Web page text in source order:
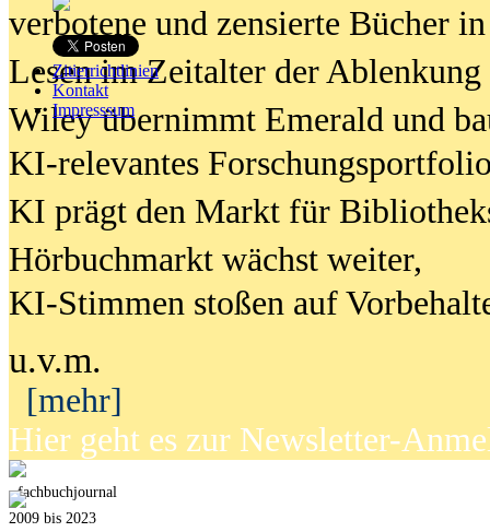
Zitierrichtlinien
Kontakt
Impresssum
verbotene und zensierte Bücher
Lesen im Zeitalter der Ablenkung
Wiley übernimmt Emerald und
KI-relevantes
KI prägt den Markt für
Hörbuchmarkt wächst weiter,
KI-Stimmen stoßen auf
u.v.m.
[mehr]
Hier geht es zur Newsletter-
fachbuchjournal
2009 bis 2023